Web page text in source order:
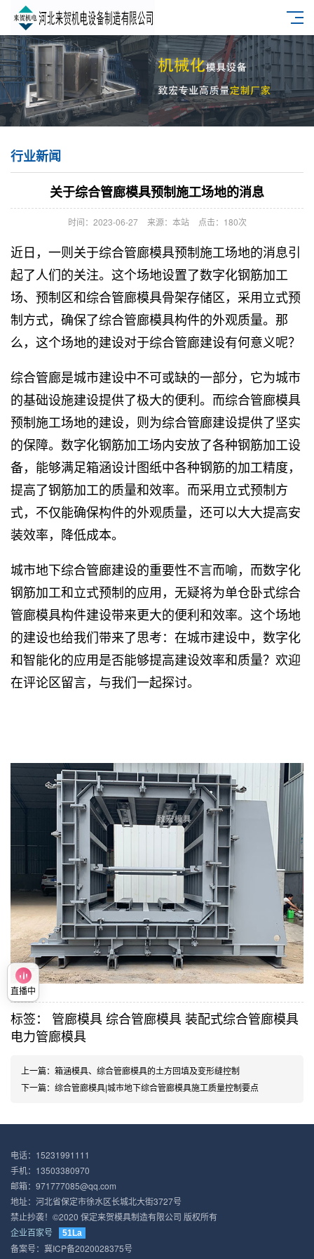
行业新闻
关于综合管廊模具预制施工场地的消息
时间：2023-06-27 来源：本站 点击：180次
近日，一则关于综合管廊模具预制施工场地的消息引
起了人们的关注。这个场地设置了数字化钢筋加工
场、预制区和综合管廊模具骨架存储区，采用立式预
制方式，确保了综合管廊模具构件的外观质量。那
么，这个场地的建设对于综合管廊建设有何意义呢？
综合管廊是城市建设中不可或缺的一部分，它为城市
的基础设施建设提供了极大的便利。而综合管廊模具
预制施工场地的建设，则为综合管廊建设提供了坚实
的保障。数字化钢筋加工场内安放了各种钢筋加工设
备，能够满足箱涵设计图纸中各种钢筋的加工精度，
提高了钢筋加工的质量和效率。而采用立式预制方
式，不仅能确保构件的外观质量，还可以大大提高安
装效率，降低成本。
城市地下综合管廊建设的重要性不言而喻，而数字化
钢筋加工和立式预制的应用，无疑将为单仓卧式综合
管廊模具构件建设带来更大的便利和效率。这个场地
的建设也给我们带来了思考：在城市建设中，数字化
和智能化的应用是否能够提高建设效率和质量？欢迎
在评论区留言，与我们一起探讨。
标签： 管廊模具综合管廊模具装配式综合管廊模具
电力管廊模具
上一篇： 箱涵模具​、综合管廊模具的土方回填及变形缝控制
下一篇： 综合管廊模具|城市地下综合管廊模具​施工质量控制要点
电话：15231991111
手机：13503380970
邮箱：971777085@qq.com
地址：河北省保定市徐水区长城北大街3727号
禁止抄袭！©2020 保定来贺模具制造有限公司 版权所有
企业百家号
51La
备案号： 冀ICP备2020028375号
直播中